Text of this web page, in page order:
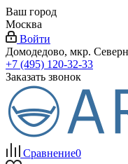
Ваш город
Москва
Войти
Домодедово, мкр.
+7 (495) 120-32-33
Заказать звонок
Сравнение0